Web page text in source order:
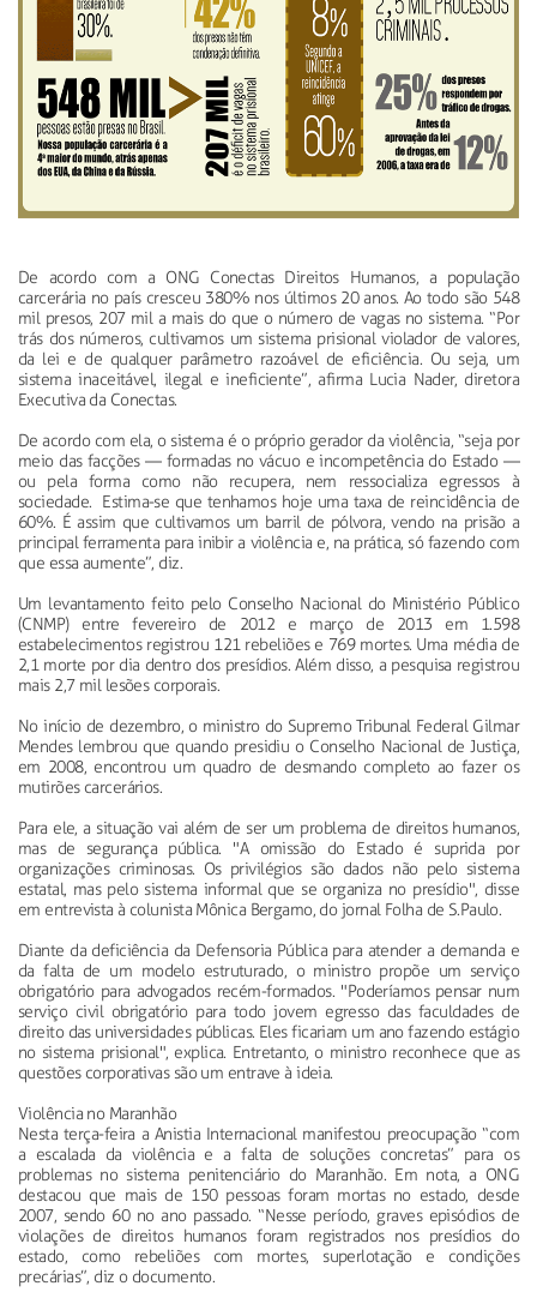
De acordo com a ONG Conectas Direitos Humanos, a população
carcerária no país cresceu 380% nos últimos 20 anos. Ao todo são 548
mil presos, 207 mil a mais do que o número de vagas no sistema. “Por
trás dos números, cultivamos um sistema prisional violador de valores,
da lei e de qualquer parâmetro razoável de eficiência. Ou seja, um
sistema inaceitável, ilegal e ineficiente”, afirma Lucia Nader, diretora
Executiva da Conectas.
De acordo com ela, o sistema é o próprio gerador da violência, “seja por
meio das facções — formadas no vácuo e incompetência do Estado —
ou pela forma como não recupera, nem ressocializa egressos à
sociedade. Estima-se que tenhamos hoje uma taxa de reincidência de
60%. É assim que cultivamos um barril de pólvora, vendo na prisão a
principal ferramenta para inibir a violência e, na prática, só fazendo com
que essa aumente”, diz.
Um levantamento feito pelo Conselho Nacional do Ministério Público
(CNMP) entre fevereiro de 2012 e março de 2013 em 1.598
estabelecimentos registrou 121 rebeliões e 769 mortes. Uma média de
2,1 morte por dia dentro dos presídios. Além disso, a pesquisa registrou
mais 2,7 mil lesões corporais.
No início de dezembro, o ministro do Supremo Tribunal Federal Gilmar
Mendes lembrou que quando presidiu o Conselho Nacional de Justiça,
em 2008, encontrou um quadro de desmando completo ao fazer os
mutirões carcerários.
Para ele, a situação vai além de ser um problema de direitos humanos,
mas de segurança pública. "A omissão do Estado é suprida por
organizações criminosas. Os privilégios são dados não pelo sistema
estatal, mas pelo sistema informal que se organiza no presídio", disse
em entrevista à colunista Mônica Bergamo, do jornal Folha de S.Paulo.
Diante da deficiência da Defensoria Pública para atender a demanda e
da falta de um modelo estruturado, o ministro propõe um serviço
obrigatório para advogados recém-formados. "Poderíamos pensar num
serviço civil obrigatório para todo jovem egresso das faculdades de
direito das universidades públicas. Eles ficariam um ano fazendo estágio
no sistema prisional", explica. Entretanto, o ministro reconhece que as
questões corporativas são um entrave à ideia.
Violência no Maranhão
Nesta terça-feira a Anistia Internacional manifestou preocupação “com
a escalada da violência e a falta de soluções concretas” para os
problemas no sistema penitenciário do Maranhão. Em nota, a ONG
destacou que mais de 150 pessoas foram mortas no estado, desde
2007, sendo 60 no ano passado. “Nesse período, graves episódios de
violações de direitos humanos foram registrados nos presídios do
estado, como rebeliões com mortes, superlotação e condições
precárias”, diz o documento.